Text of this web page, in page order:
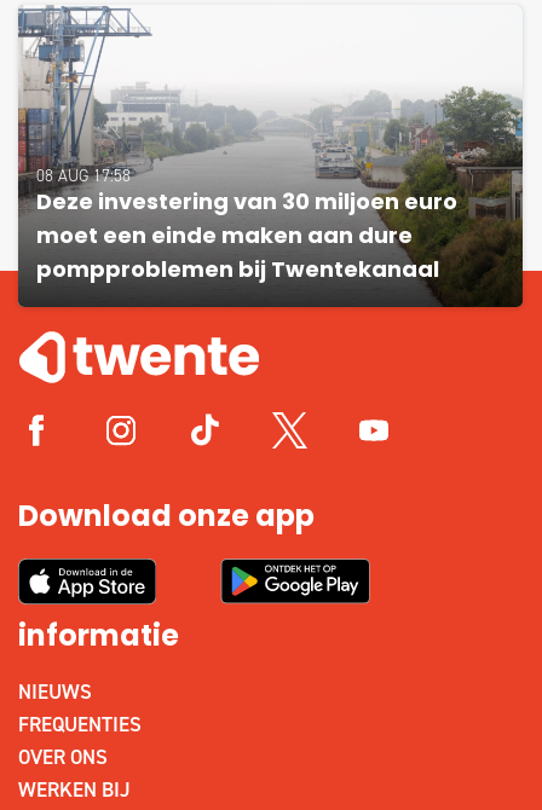
08 AUG 17:58
Deze investering van 30 miljoen euro
moet een einde maken aan dure
pompproblemen bij Twentekanaal
Download onze app
informatie
NIEUWS
FREQUENTIES
OVER ONS
WERKEN BIJ